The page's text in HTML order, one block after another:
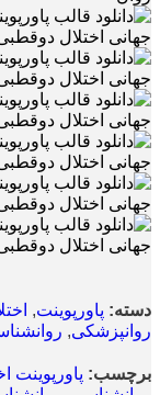
دسته: پاورپوینت,
روانپزشکی,
برچسب: پاورپوینت